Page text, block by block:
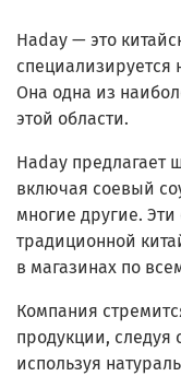
Haday — это
специализируется
Она одна из
этой области.
Haday предлагает
включая соевый
многие другие.
традиционной
в магазинах по
Компания
продукции, следуя
используя